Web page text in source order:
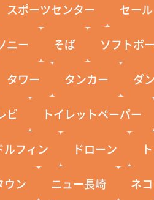
スポーツセンター セール
ニー そば ソフトボ
タワー タンカー ダ
ビ トイレットペーパー
ルフィン ドローン
ウン ニュー長崎 ネコ